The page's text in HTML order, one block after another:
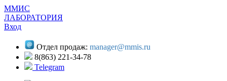
ММИС
ЛАБОРАТОРИЯ
Вход
Отдел продаж: manager@mmis.ru
8(863) 221-34-78
Telegram